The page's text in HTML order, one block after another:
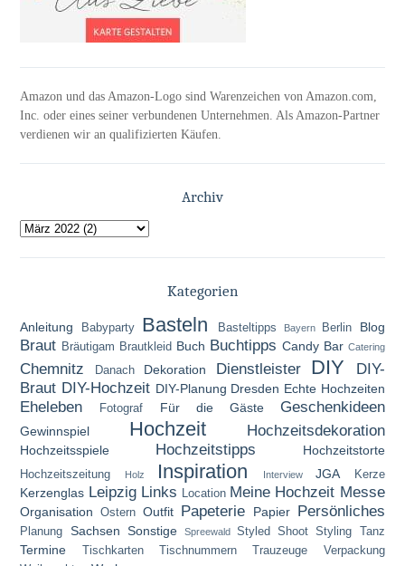
Amazon und das Amazon-Logo sind Warenzeichen von Amazon.com,
Inc. oder eines seiner verbundenen Unternehmen. Als Amazon-Partner
verdienen wir an qualifizierten Käufen.
Archiv
Kategorien
Anleitung Babyparty Basteln Basteltipps Bayern Berlin Blog
Braut Bräutigam Brautkleid Buch Buchtipps Candy Bar Catering
Chemnitz Danach Dekoration Dienstleister DIY
DIY-
Braut DIY-Hochzeit DIY-Planung Dresden Echte Hochzeiten
Eheleben Fotograf Für die Gäste Geschenkideen
Gewinnspiel Hochzeit Hochzeitsdekoration
Hochzeitsspiele Hochzeitstipps Hochzeitstorte
Hochzeitszeitung Holz Inspiration Interview JGA Kerze
Kerzenglas Leipzig Links Location Meine Hochzeit Messe
Organisation Ostern Outfit Papeterie Papier Persönliches
Planung Sachsen Sonstige Spreewald Styled Shoot Styling Tanz
Termine Tischkarten Tischnummern Trauzeuge
Verpackung